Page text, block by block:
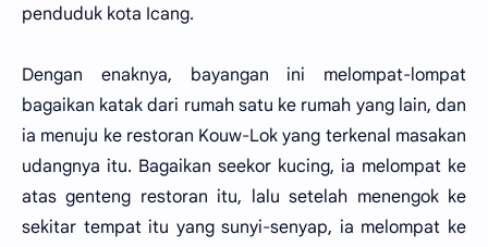
penduduk kota Icang.
Dengan enaknya, bayangan ini melompat-lompat
bagaikan katak dari rumah satu ke rumah yang lain, dan
ia menuju ke restoran Kouw-Lok yang terkenal masakan
udangnya itu. Bagaikan seekor kucing, ia melompat ke
atas genteng restoran itu, lalu setelah menengok ke
sekitar tempat itu yang sunyi-senyap, ia melompat ke